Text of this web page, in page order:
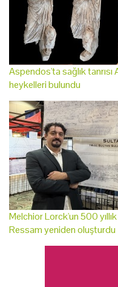
Aspendos'ta sağlık
heykelleri bulundu
Melchior Lorck'un 500
Ressam yeniden oluşturdu